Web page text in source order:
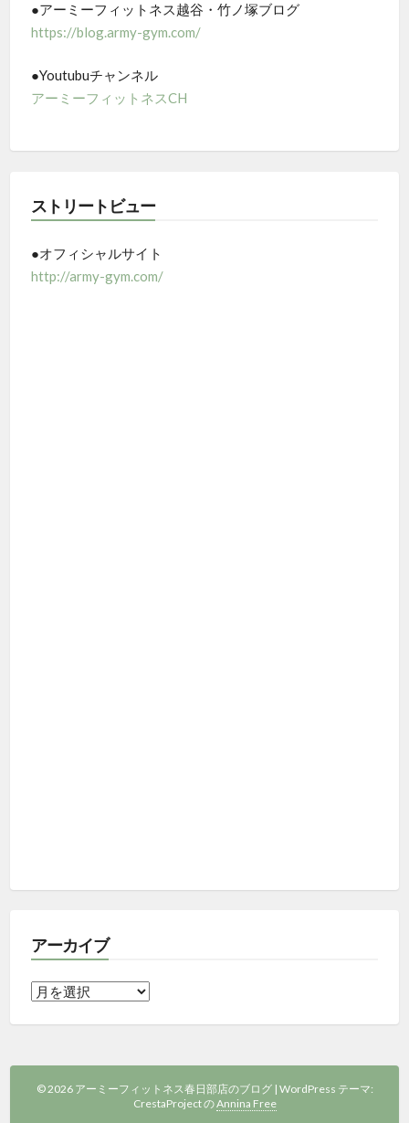
●アーミーフィットネス越谷・竹ノ塚ブログ
https://blog.army-gym.com/
●Youtubuチャンネル
アーミーフィットネスCH
ストリートビュー
●オフィシャルサイト
http://army-gym.com/
アーカイブ
ア
ブ
© 2026 アーミーフィットネス春日部店のブログ | WordPress テーマ:
CrestaProject のAnnina Free